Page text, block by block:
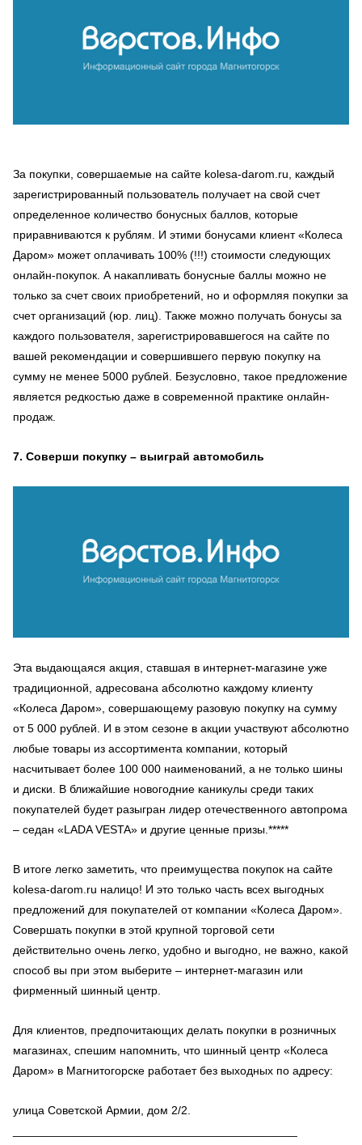
За покупки, совершаемые на сайте kolesa-darom.ru, каждый
зарегистрированный пользователь получает на свой счет
определенное количество бонусных баллов, которые
приравниваются к рублям. И этими бонусами клиент «Колеса
Даром» может оплачивать 100% (!!!) стоимости следующих
онлайн-покупок. А накапливать бонусные баллы можно не
только за счет своих приобретений, но и оформляя покупки за
счет организаций (юр. лиц). Также можно получать бонусы за
каждого пользователя, зарегистрировавшегося на сайте по
вашей рекомендации и совершившего первую покупку на
сумму не менее 5000 рублей. Безусловно, такое предложение
является редкостью даже в современной практике онлайн-
продаж.
7. Соверши покупку – выиграй автомобиль
Эта выдающаяся акция, ставшая в интернет-магазине уже
традиционной, адресована абсолютно каждому клиенту
«Колеса Даром», совершающему разовую покупку на сумму
от 5 000 рублей. И в этом сезоне в акции участвуют абсолютно
любые товары из ассортимента компании, который
насчитывает более 100 000 наименований, а не только шины
и диски. В ближайшие новогодние каникулы среди таких
покупателей будет разыгран лидер отечественного автопрома
– седан «LADA VESTA» и другие ценные призы.*****
В итоге легко заметить, что преимущества покупок на сайте
kolesa-darom.ru налицо! И это только часть всех выгодных
предложений для покупателей от компании «Колеса Даром».
Совершать покупки в этой крупной торговой сети
действительно очень легко, удобно и выгодно, не важно, какой
способ вы при этом выберите – интернет-магазин или
фирменный шинный центр.
Для клиентов, предпочитающих делать покупки в розничных
магазинах, спешим напомнить, что шинный центр «Колеса
Даром» в Магнитогорске работает без выходных по адресу:
улица Советской Армии, дом 2/2.